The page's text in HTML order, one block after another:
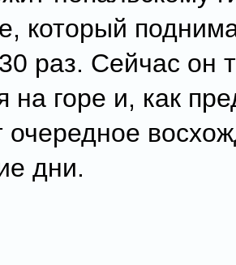
который
раз. Сейчас он
на горе и, как
очередное
дни.